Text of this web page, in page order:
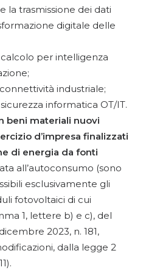
la trasmissione dei dati
digitale delle
per intelligenza
industriale;
informatica OT/IT.
beni materiali nuovi
d’impresa finalizzati
di energia da fonti
all’autoconsumo (sono
esclusivamente gli
fotovoltaici di cui
1, lettere b) e c), del
2023, n. 181,
dalla legge 2